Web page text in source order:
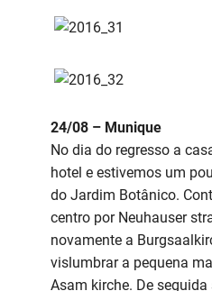
24/08 – Munique
No dia do regresso a
hotel e estivemos um
do Jardim Botânico.
centro por Neuhauser
novamente a
vislumbrar a pequena
Asam kirche. De